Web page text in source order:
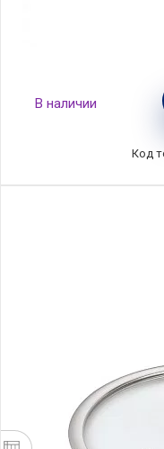
Крышка с
В наличии
Код